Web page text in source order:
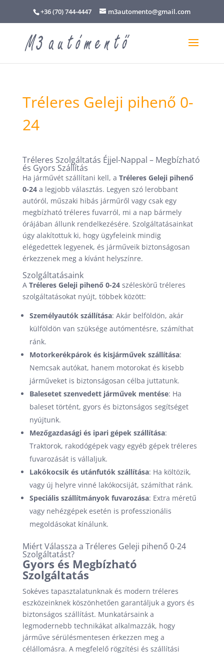
+36 (70) 744-4447 m3automento@gmail.com
Tréleres Geleji pihenő 0-
24
Tréleres Szolgáltatás Éjjel-Nappal – Megbízható
és Gyors Szállítás
Ha járművét szállítani kell, a Tréleres Geleji pihenő
0-24a legjobb választás. Legyen szó lerobbant
autóról, műszaki hibás járműről vagy csak egy
megbízható tréleres fuvarról, mi a nap bármely
órájában állunk rendelkezésére. Szolgáltatásainkat
úgy alakítottuk ki, hogy ügyfeleink mindig
elégedettek legyenek, és járműveik biztonságosan
érkezzenek meg a kívánt helyszínre.
Szolgáltatásaink
A Tréleres Geleji pihenő 0-24széleskörű tréleres
szolgáltatásokat nyújt, többek között:
Személyautók szállítása: Akár belföldön, akár
külföldön van szüksége autómentésre, számíthat
ránk.
Motorkerékpárok és kisjárművek szállítása:
Nemcsak autókat, hanem motorokat és kisebb
járműveket is biztonságosan célba juttatunk.
Balesetet szenvedett járművek mentése: Ha
baleset történt, gyors és biztonságos segítséget
nyújtunk.
Mezőgazdasági és ipari gépek szállítása:
Traktorok, rakodógépek vagy egyéb gépek tréleres
fuvarozását is vállaljuk.
Lakókocsik és utánfutók szállítása: Ha költözik,
vagy új helyre vinné lakókocsiját, számíthat ránk.
Speciális szállítmányok fuvarozása: Extra méretű
vagy nehézgépek esetén is professzionális
megoldásokat kínálunk.
Miért Válassza a Tréleres Geleji pihenő 0-24
Szolgáltatást?
Gyors és Megbízható
Szolgáltatás
Sokéves tapasztalatunknak és modern tréleres
eszközeinknek köszönhetően garantáljuk a gyors és
biztonságos szállítást. Munkatársaink a
legmodernebb technikákat alkalmazzák, hogy
járműve sérülésmentesen érkezzen meg a
célállomásra. A megfelelő rögzítési és szállítási